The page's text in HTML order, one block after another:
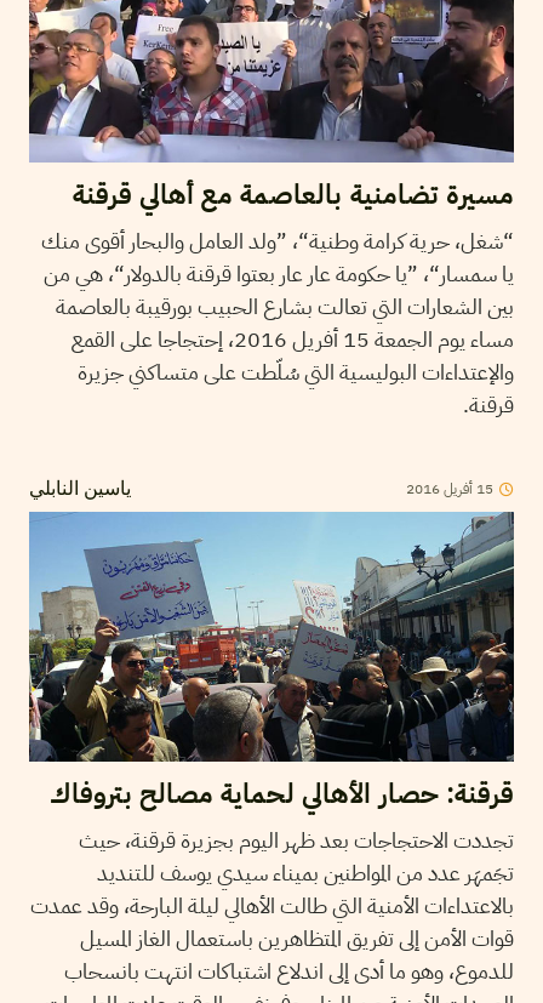
مسيرة تضامنية بالعاصمة مع أهالي قرقنة
“شغل، حرية كرامة وطنية“، ”ولد العامل والبحار أقوى منك
يا سمسار“، ”يا حكومة عار عار بعتوا قرقنة بالدولار“، هي من
بين الشعارات التي تعالت بشارع الحبيب بورقيبة بالعاصمة
مساء يوم الجمعة 15 أفريل 2016، إحتجاجا على القمع
والإعتداءات البوليسية التي سُلّطت على متساكني جزيرة
قرقنة.
ياسين النابلي 15 أفريل2016
قرقنة: حصار الأهالي لحماية مصالح بتروفاك
تجددت الاحتجاجات بعد ظهر اليوم بجزيرة قرقنة، حيث
تجَمهَر عدد من المواطنين بميناء سيدي يوسف للتنديد
بالاعتداءات الأمنية التي طالت الأهالي ليلة البارحة، وقد عمدت
قوات الأمن إلى تفريق المتظاهرين باستعمال الغاز المسيل
للدموع، وهو ما أدى إلى اندلاع اشتباكات انتهت بانسحاب